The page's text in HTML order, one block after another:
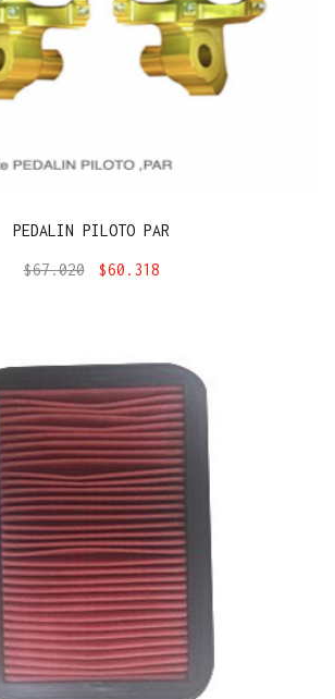
PEDALIN PILOTO PAR
$67.020 $60.318